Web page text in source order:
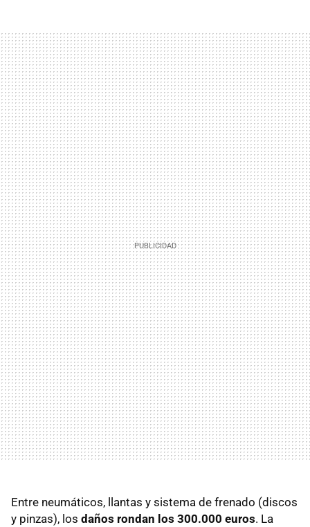
Entre neumáticos, llantas y sistema de frenado (discos
y pinzas), los daños rondan los 300.000 euros. La